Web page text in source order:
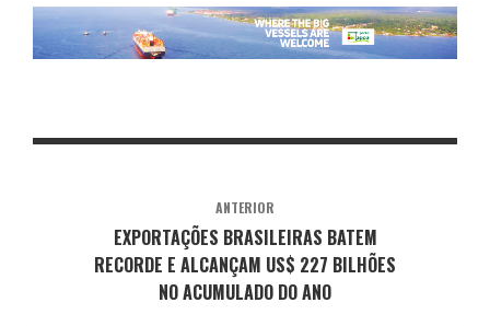
ANTERIOR
EXPORTAÇÕES BRASILEIRAS BATEM
RECORDE E ALCANÇAM US$ 227 BILHÕES
NO ACUMULADO DO ANO